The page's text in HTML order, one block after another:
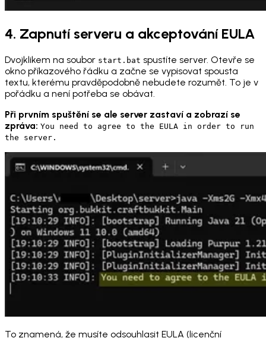
4. Zapnutí serveru a akceptování EULA
Dvojklikem na soubor start.bat spustíte server. Otevře se
okno příkazového řádku a začne se vypisovat spousta
textu, kterému pravděpodobně nebudete rozumět. To je v
pořádku a není potřeba se obávat.
Při prvním spuštění se ale server zastaví a zobrazí se
zpráva: You need to agree to the EULA in order to run
the server.
To znamená, že musíte odsouhlasit EULA (licenční